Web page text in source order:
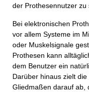
der Prothesennutzer zu
Bei elektronischen
vor allem Systeme im
oder Muskelsignale
Prothesen kann
dem Benutzer ein
Darüber hinaus zielt
Gliedmaßen darauf ab,